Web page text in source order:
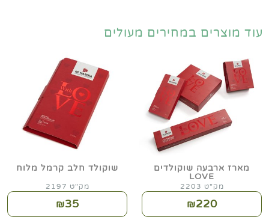
עוד מוצרים במחירים מעולים
מארז ארבעה שוקולדים
LOVE
מק"ט 2203
₪220
שוקולד חלב קרמל מלוח
מק"ט 2197
₪35